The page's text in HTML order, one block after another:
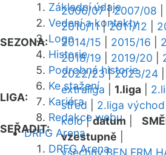
Základní údaje
Vedení a kontakty
Logo
Historie
Podrobná historie
Ke stažení
Kariéra
Redakce webu
DRFG Arena
DRFG Arena
SEZONA:
2006/07|2007/08
2010/11|2011/12
2014/15
2015/16
2018/19
2019/20
2022/23|2023/24
LIGA:
extraliga 1.liga
střed
2.liga východ
SEŘADIT:
kolo|datum
vzestupně
všechny BEN FRM